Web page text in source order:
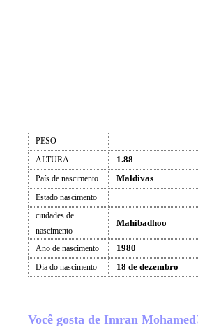
PESO
ALTURA
1.88
País de nascimento Maldivas
Estado nascimento
ciudades de
nascimento
Mahibadhoo
Ano de nascimento 1980
Dia do nascimento 18 de dezembro
Você gosta de Imran